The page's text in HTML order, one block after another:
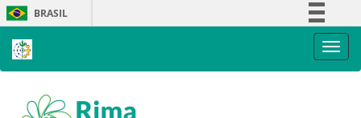
Skip
navigation
BRASIL